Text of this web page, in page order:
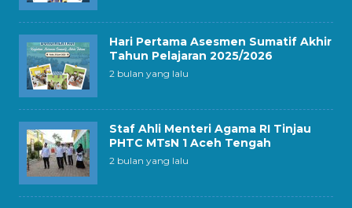
Hari Pertama Asesmen Sumatif Akhir
Tahun Pelajaran 2025/2026
2 bulan yang lalu
Staf Ahli Menteri Agama RI Tinjau
PHTC MTsN 1 Aceh Tengah
2 bulan yang lalu